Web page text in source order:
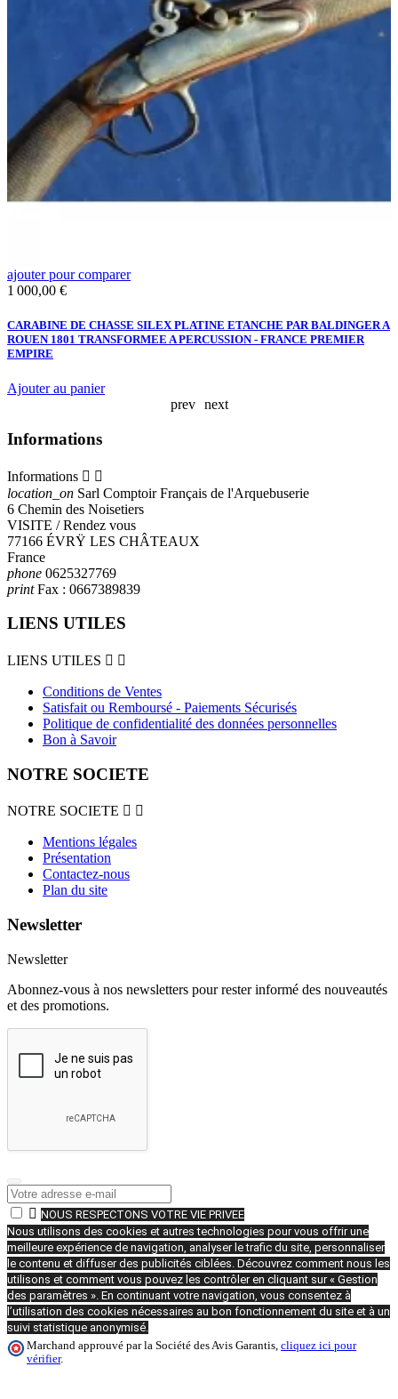
ajouter pour comparer
Prix
1 000,00 €
CARABINE DE CHASSE SILEX PLATINE ETANCHE PAR BALDINGER A
ROUEN 1801 TRANSFORMEE A PERCUSSION - FRANCE PREMIER
EMPIRE
Ajouter au panier
prev
next
Informations
Informations  
location_on Sarl Comptoir Français de l'Arquebuserie
6 Chemin des Noisetiers
VISITE / Rendez vous
77166 ÉVRŸ LES CHÂTEAUX
France
phone 0625327769
printFax : 0667389839
LIENS UTILES
LIENS UTILES  
Conditions de Ventes
Satisfait ou Remboursé - Paiements Sécurisés
Politique de confidentialité des données personnelles
Bon à Savoir
NOTRE SOCIETE
NOTRE SOCIETE  
Mentions légales
Présentation
Contactez-nous
Plan du site
Newsletter
Newsletter
Abonnez-vous à nos newsletters pour rester informé des nouveautés
et des promotions.
 NOUS RESPECTONS VOTRE VIE PRIVEE
Nous utilisons des cookies et autres technologies pour vous offrir une
meilleure expérience de navigation, analyser le trafic du site, personnaliser
le contenu et diffuser des publicités ciblées. Découvrez comment nous les
utilisons et comment vous pouvez les contrôler en cliquant sur « Gestion
des paramètres ». En continuant votre navigation, vous consentez à
l’utilisation des cookies nécessaires au bon fonctionnement du site et à un
suivi statistique anonymisé.
Marchand approuvé par la Société des Avis Garantis, cliquez ici pour
vérifier.